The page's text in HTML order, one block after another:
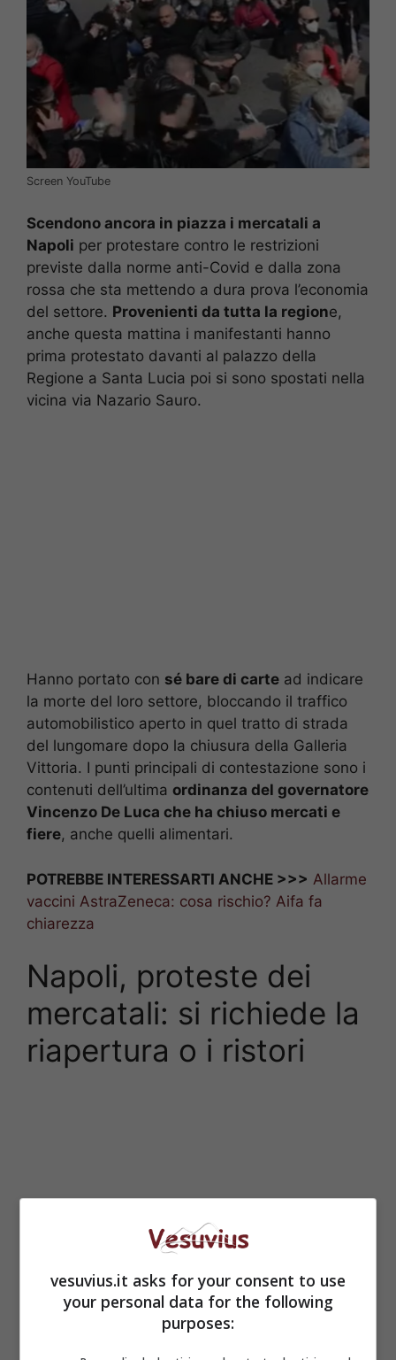
Screen YouTube
Scendono ancora in piazza i mercatali a
Napoli per protestare contro le restrizioni
previste dalla norme anti-Covid e dalla zona
rossa che sta mettendo a dura prova l’economia
del settore. Provenienti da tutta la regione,
anche questa mattina i manifestanti hanno
prima protestato davanti al palazzo della
Regione a Santa Lucia poi si sono spostati nella
vicina via Nazario Sauro.
Hanno portato con sé bare di carte ad indicare
la morte del loro settore, bloccando il traffico
automobilistico aperto in quel tratto di strada
del lungomare dopo la chiusura della Galleria
Vittoria. I punti principali di contestazione sono i
contenuti dell’ultima ordinanza del governatore
Vincenzo De Luca che ha chiuso mercati e
fiere, anche quelli alimentari.
POTREBBE INTERESSARTI ANCHE >>> Allarme
vaccini AstraZeneca: cosa rischio? Aifa fa
chiarezza
Napoli, proteste dei
mercatali: si richiede la
riapertura o i ristori
vesuvius.it asks for your consent to use
your personal data for the following
purposes: